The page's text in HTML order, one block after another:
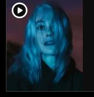
player2